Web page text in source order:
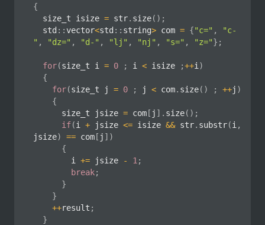
{
	size_t isize
= str. size( ) ;
	std
::vector<std :: string> com = {"c=" ,
"c-
" , "dz=" , "d-" , "lj" , "nj" , "s=" , "z="} ;
for(size_t i = 0 ; i < isize ;++i )
{
for(size_t j = 0 ; j < com. size( ) ; ++j )
{
			size_t jsize
= com [ j ] . size( ) ;
if(i + jsize <= isize && str. substr(i ,
jsize) == com [ j ] )
{
				i
+= jsize - 1 ;
break;
}
}
++result ;
}